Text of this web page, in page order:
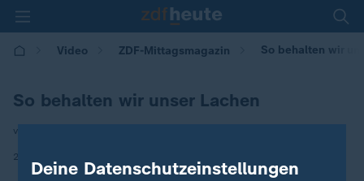
Video ZDF-Mittagsmagazin So behalten wir
So behalten wir unser Lachen
von Phylicia Whitney
24.10.2025 | 12:10
Deine Datenschutzeinstellungen